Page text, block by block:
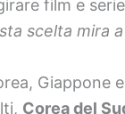
film e
scelta mira
Giappone
Corea del